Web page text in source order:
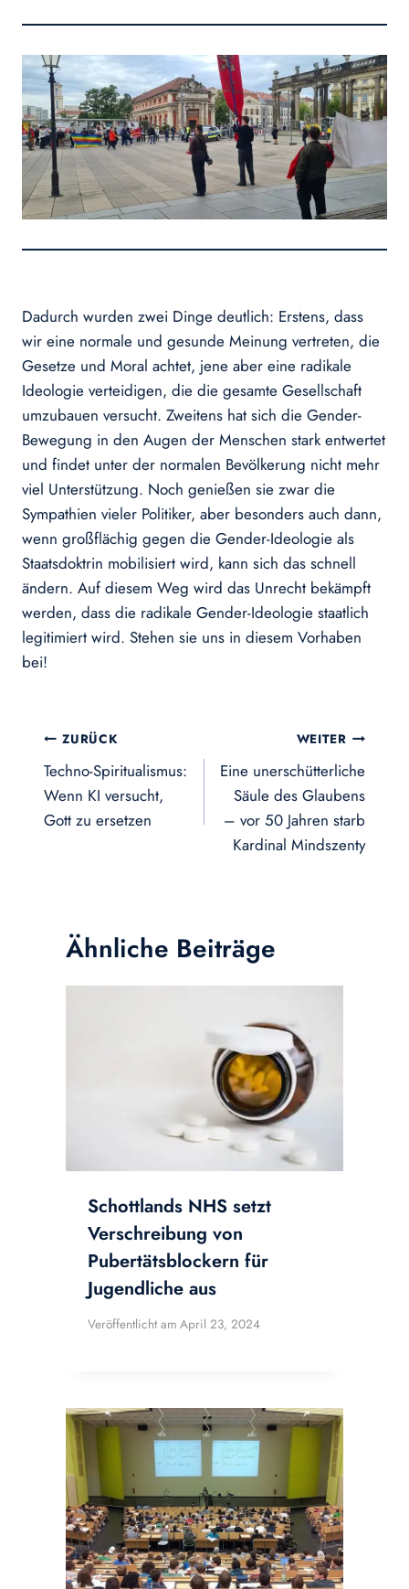
Dadurch wurden zwei Dinge deutlich: Erstens, dass
wir eine normale und gesunde Meinung vertreten, die
Gesetze und Moral achtet, jene aber eine radikale
Ideologie verteidigen, die die gesamte Gesellschaft
umzubauen versucht. Zweitens hat sich die Gender-
Bewegung in den Augen der Menschen stark entwertet
und findet unter der normalen Bevölkerung nicht mehr
viel Unterstützung. Noch genießen sie zwar die
Sympathien vieler Politiker, aber besonders auch dann,
wenn großflächig gegen die Gender-Ideologie als
Staatsdoktrin mobilisiert wird, kann sich das schnell
ändern. Auf diesem Weg wird das Unrecht bekämpft
werden, dass die radikale Gender-Ideologie staatlich
legitimiert wird. Stehen sie uns in diesem Vorhaben
bei!
Beitragsnavigation
ZURÜCK
Techno-Spiritualismus:
Wenn KI versucht,
Gott zu ersetzen
WEITER
Eine unerschütterliche
Säule des Glaubens
– vor 50 Jahren starb
Kardinal Mindszenty
Ähnliche Beiträge
Schottlands NHS setzt
Verschreibung von
Pubertätsblockern für
Jugendliche aus
Veröffentlicht am April 23, 2024